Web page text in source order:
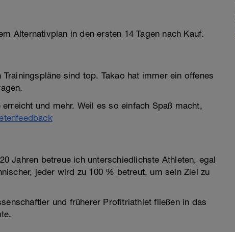
Alternativplan in den ersten 14 Tagen nach Kauf.
sind top. Takao hat immer ein offenes
und mehr. Weil es so einfach Spaß macht,
Jahren betreue ich unterschiedlichste Athleten, egal
jeder wird zu 100 % betreut, um sein Ziel zu
und früherer Profitriathlet fließen in das